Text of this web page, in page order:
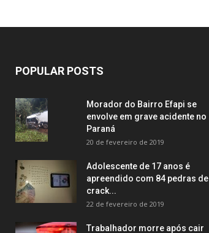
POPULAR POSTS
Morador do Bairro Efapi se
envolve em grave acidente no
Paraná
20 de fevereiro de 2019
Adolescente de 17 anos é
apreendido com 84 pedras de
crack...
22 de fevereiro de 2019
Trabalhador morre após cair